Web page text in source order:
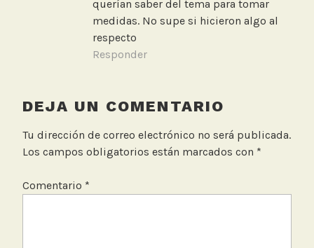
querían saber del tema para tomar
medidas. No supe si hicieron algo al
respecto
Responder
DEJA UN COMENTARIO
Tu dirección de correo electrónico no será publicada.
Los campos obligatorios están marcados con *
Comentario *